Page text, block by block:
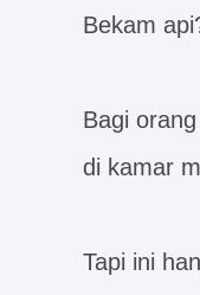
Bekam
Bagi
di kamar
Tapi ini